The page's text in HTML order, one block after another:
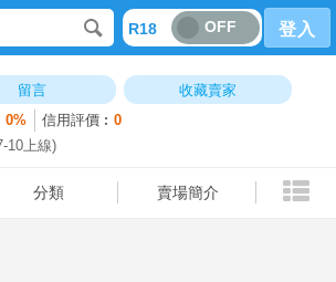
R18 OFF 登入
留言
收藏賣家
0% 信用評價︰0
10上線)
分類 賣場簡介
分類 賣場簡介